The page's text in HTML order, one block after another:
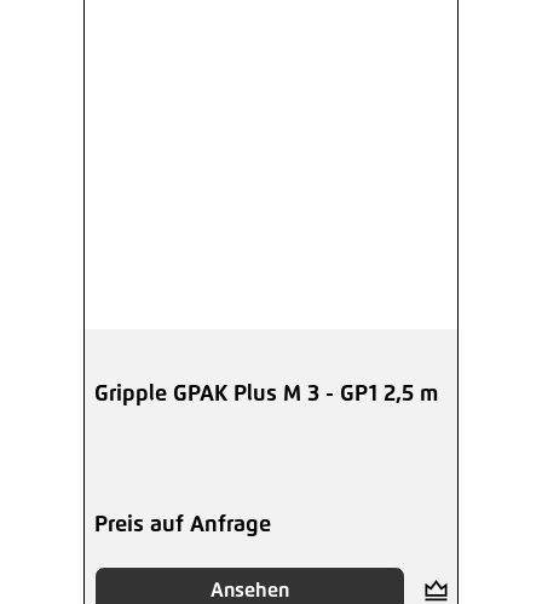
Gripple GPAK Plus M 3 - GP1 2,5 m
Preis auf Anfrage
Ansehen